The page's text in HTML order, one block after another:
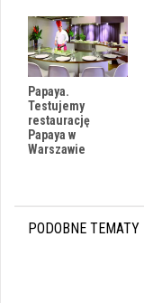
Papaya.
Testujemy
restaurację
Papaya w
Warszawie
PODOBNE TEMATY